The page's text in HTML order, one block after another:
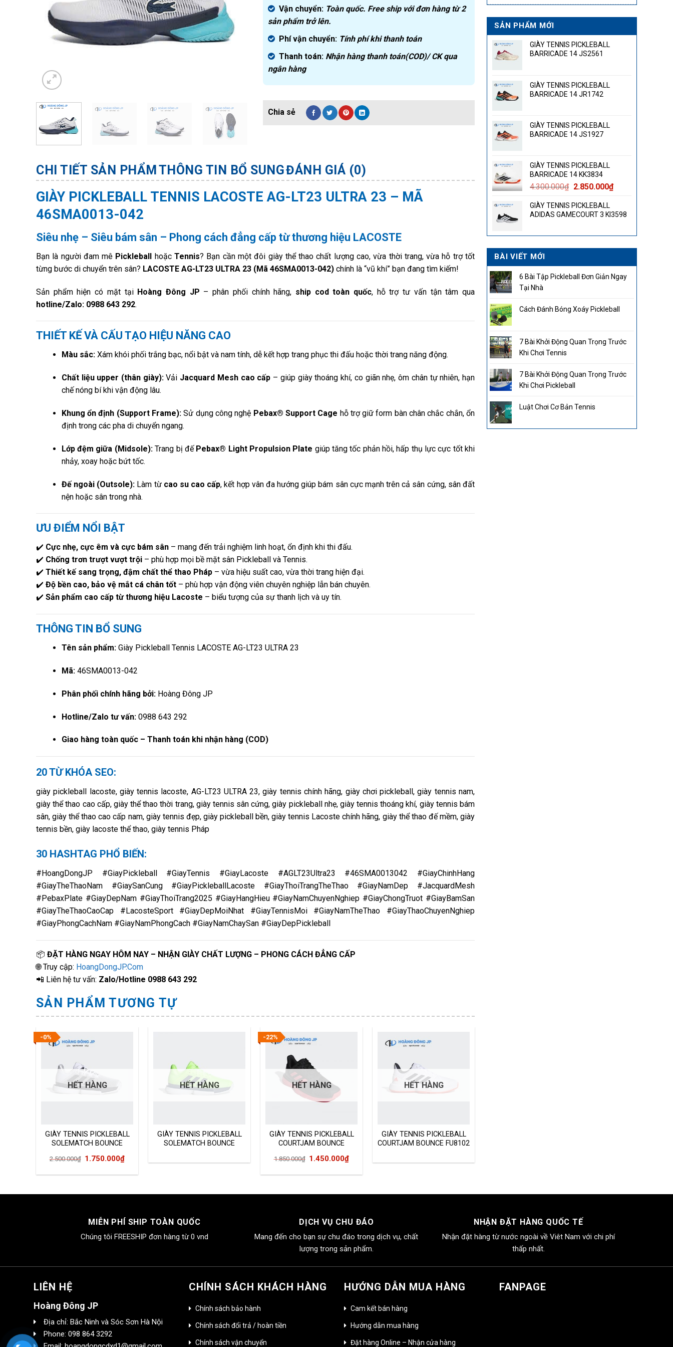
SẢN PHẨM MỚI
GIÀY TENNIS PICKLEBALL
BARRICADE 14 JS2561
GIÀY TENNIS PICKLEBALL
BARRICADE 14 JR1742
GIÀY TENNIS PICKLEBALL
BARRICADE 14 JS1927
GIÀY TENNIS PICKLEBALL
BARRICADE 14 KK3834
4.300.000₫ Giá
là:
4.300.000₫.
2.850.000₫Giá
là:
GIÀY TENNIS PICKLEBALL
ADIDAS GAMECOURT 3 KI3598
BÀI VIẾT MỚI
6 Bài Tập Pickleball Đơn Giản Ngay
Tại Nhà
Cách Đánh Bóng Xoáy Pickleball
7 Bài Khởi Động Quan Trọng Trước
Khi Chơi Tennis
7 Bài Khởi Động Quan Trọng Trước
Khi Chơi Pickleball
Luật Chơi Cơ Bản Tennis
Vận chuyển: Toàn quốc. Free ship với đơn hàng từ 2
sản phẩm trở lên.
Phí vận chuyển: Tính phí khi thanh toán
Thanh toán: Nhận hàng thanh toán(COD)/ CK qua
ngân hàng
CHI TIẾT SẢN PHẨM THÔNG TIN BỔ SUNGĐÁNH GIÁ (0)
GIÀY PICKLEBALL TENNIS LACOSTE AG-LT23 ULTRA 23 – MÃ
46SMA0013-042
Siêu nhẹ – Siêu bám sân – Phong cách đẳng cấp từ thương hiệu LACOSTE
Bạn là người đam mê Pickleball hoặcTennis? Bạn cần một đôi giày thể thao chất lượng cao, vừa thời trang, vừa hỗ trợ tốt
từng bước di chuyển trên sân? LACOSTE AG-LT23 ULTRA 23 (Mã 46SMA0013-042) chính là “vũ khí” bạn đang tìm kiếm!
Sản phẩm hiện có mặt tại Hoàng Đông JP – phân phối chính hãng, ship cod toàn quốc, hỗ trợ tư vấn tận tâm qua
hotline/Zalo: 0988 643 292.
THIẾT KẾ VÀ CẤU TẠO HIỆU NĂNG CAO
Màu sắc:Xám khói phối trắng bạc, nổi bật và nam tính, dễ kết hợp trang phục thi đấu hoặc thời trang năng động.
Chất liệu upper (thân giày):Vải Jacquard Mesh cao cấp – giúp giày thoáng khí, co giãn nhẹ, ôm chân tự nhiên, hạn
chế nóng bí khi vận động lâu.
Khung ổn định (Support Frame): Sử dụng công nghệ Pebax® Support Cage hỗ trợ giữ form bàn chân chắc chắn, ổn
định trong các pha di chuyển ngang.
Lớp đệm giữa (Midsole):Trang bị đế Pebax® Light Propulsion Plate giúp tăng tốc phản hồi, hấp thụ lực cực tốt khi
nhảy, xoay hoặc bứt tốc.
Đế ngoài (Outsole): Làm từ cao su cao cấp, kết hợp vân đa hướng giúp bám sân cực mạnh trên cả sân cứng, sân đất
nện hoặc sân trong nhà.
ƯU ĐIỂM NỔI BẬT
✔️ Cực nhẹ, cực êm và cực bám sân – mang đến trải nghiệm linh hoạt, ổn định khi thi đấu.
✔️ Chống trơn trượt vượt trội – phù hợp mọi bề mặt sân Pickleball và Tennis.
✔️ Thiết kế sang trọng, đậm chất thể thao Pháp – vừa hiệu suất cao, vừa thời trang hiện đại.
✔️ Độ bền cao, bảo vệ mắt cá chân tốt – phù hợp vận động viên chuyên nghiệp lẫn bán chuyên.
✔️ Sản phẩm cao cấp từ thương hiệu Lacoste – biểu tượng của sự thanh lịch và uy tín.
THÔNG TIN BỔ SUNG
Tên sản phẩm:Giày Pickleball Tennis LACOSTE AG-LT23 ULTRA 23
Mã:46SMA0013-042
Phân phối chính hãng bởi:Hoàng Đông JP
Hotline/Zalo tư vấn:0988 643 292
Giao hàng toàn quốc – Thanh toán khi nhận hàng (COD)
20 TỪ KHÓA SEO:
giày pickleball lacoste, giày tennis lacoste, AG-LT23 ULTRA 23, giày tennis chính hãng, giày chơi pickleball, giày tennis nam,
giày thể thao cao cấp, giày thể thao thời trang, giày tennis sân cứng, giày pickleball nhẹ, giày tennis thoáng khí, giày tennis bám
sân, giày thể thao cao cấp nam, giày tennis đẹp, giày pickleball bền, giày tennis Lacoste chính hãng, giày thể thao đế mềm, giày
tennis bền, giày lacoste thể thao, giày tennis Pháp
30 HASHTAG PHỔ BIẾN:
#HoangDongJP #GiayPickleball #GiayTennis #GiayLacoste #AGLT23Ultra23 #46SMA0013042 #GiayChinhHang
#GiayTheThaoNam #GiaySanCung #GiayPickleballLacoste #GiayThoiTrangTheThao #GiayNamDep #JacquardMesh
#PebaxPlate #GiayDepNam #GiayThoiTrang2025 #GiayHangHieu #GiayNamChuyenNghiep #GiayChongTruot #GiayBamSan
#GiayTheThaoCaoCap #LacosteSport #GiayDepMoiNhat #GiayTennisMoi #GiayNamTheThao #GiayThaoChuyenNghiep
#GiayPhongCachNam #GiayNamPhongCach #GiayNamChaySan #GiayDepPickleball
📦 ĐẶT HÀNG NGAY HÔM NAY – NHẬN GIÀY CHẤT LƯỢNG – PHONG CÁCH ĐẲNG CẤP
🌐 Truy cập: HoangDongJP.Com
📲 Liên hệ tư vấn: Zalo/Hotline 0988 643 292
SẢN PHẨM TƯƠNG TỰ
-0%
HẾT HÀNG
GIÀY TENNIS PICKLEBALL
SOLEMATCH BOUNCE
2.500.000₫ Giá
2.500.000₫.
1.750.000₫Giá
là:
HẾT HÀNG
GIÀY TENNIS PICKLEBALL
SOLEMATCH BOUNCE
-22%
HẾT HÀNG
GIÀY TENNIS PICKLEBALL
COURTJAM BOUNCE
1.850.000₫ Giá
1.850.000₫.
1.450.000₫Giá
là:
HẾT HÀNG
GIÀY TENNIS PICKLEBALL
COURTJAM BOUNCE FU8102
MIỄN PHÍ SHIP TOÀN QUỐC
Chúng tôi FREESHIP đơn hàng từ 0 vnd
DỊCH VỤ CHU ĐÁO
Mang đến cho bạn sự chu đáo trong dịch vụ, chất
lượng trong sản phẩm.
NHẬN ĐẶT HÀNG QUỐC TẾ
Nhận đặt hàng từ nước ngoài về Viêt Nam với chi phí
thấp nhất.
LIÊN HỆ
Hoàng Đông JP
Địa chỉ: Bắc Ninh và Sóc Sơn Hà Nội
Phone: 098 864 3292
CHÍNH SÁCH KHÁCH HÀNG
Chính sách bảo hành
Chính sách đổi trả / hoàn tiền
Chính sách vận chuyển
HƯỚNG DẪN MUA HÀNG
Cam kết bán hàng
Hướng dẫn mua hàng
Đặt hàng Online – Nhận cửa hàng
FANPAGE